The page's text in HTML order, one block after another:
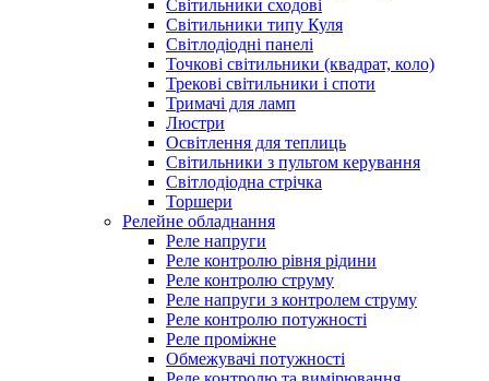
Світильники сходові
Світильники типу Куля
Світлодіодні панелі
Точкові світильники (квадрат, коло)
Трекові світильники і споти
Тримачі для ламп
Люстри
Освітлення для теплиць
Світильники з пультом керування
Світлодіодна стрічка
Торшери
Релейне обладнання
Реле напруги
Реле контролю рівня рідини
Реле контролю струму
Реле напруги з контролем струму
Реле контролю потужності
Реле проміжне
Обмежувачі потужності